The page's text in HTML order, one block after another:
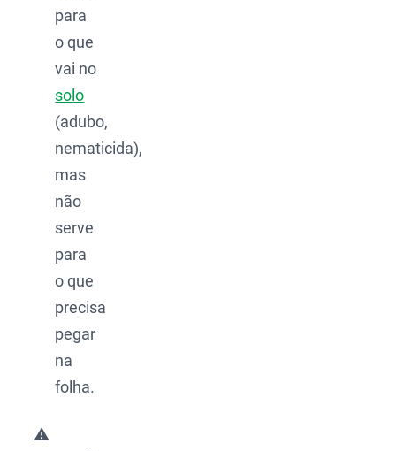
para
o que
vai no
solo
(adubo,
nematicida),
mas
não
serve
para
o que
precisa
pegar
na
folha.
⚠️